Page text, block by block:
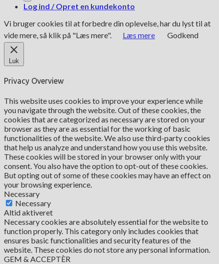
Log ind / Opret en kundekonto
Vi bruger cookies til at forbedre din oplevelse, har du lyst til at
vide mere, så klik på "Læs mere".
Læs mere Godkend
Luk
Privacy Overview
This website uses cookies to improve your experience while
you navigate through the website. Out of these cookies, the
cookies that are categorized as necessary are stored on your
browser as they are as essential for the working of basic
functionalities of the website. We also use third-party cookies
that help us analyze and understand how you use this website.
These cookies will be stored in your browser only with your
consent. You also have the option to opt-out of these cookies.
But opting out of some of these cookies may have an effect on
your browsing experience.
Necessary
Necessary
Altid aktiveret
Necessary cookies are absolutely essential for the website to
function properly. This category only includes cookies that
ensures basic functionalities and security features of the
website. These cookies do not store any personal information.
GEM & ACCEPTÈR